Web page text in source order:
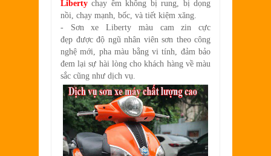
SƠN XE NOUVO LX PHỐI MÀU XANH
May 31, 2022
SƠN ĐỔI MÀU GÓC NHÌN HONDA PS
SƠN PHỐI MÀU XE ATTILA
Liberty chạy êm không bị rung, bị dọng
nồi, chạy mạnh, bốc, và tiết kiệm xăng.
- Sơn xe Liberty màu cam zin cực
đẹp được độ ngũ nhân viên sơn theo công
nghệ mới, pha màu bằng vi tính, đảm bảo
đem lại sự hài lòng cho khách hàng về màu
sắc cũng như dịch vụ.